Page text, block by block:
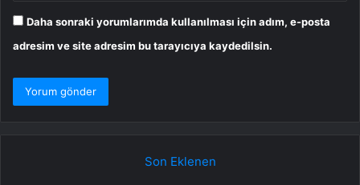
Daha sonraki yorumlarımda kullanılması için adım, e-posta
adresim ve site adresim bu tarayıcıya kaydedilsin.
Son Eklenen